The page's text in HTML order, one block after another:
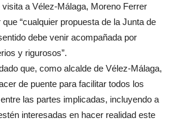
a Vélez-Málaga, Moreno Ferrer
“cualquier propuesta de la Junta de
debe venir acompañada por
y rigurosos”.
que, como alcalde de Vélez-Málaga,
de puente para facilitar todos los
las partes implicadas, incluyendo a
interesadas en hacer realidad este